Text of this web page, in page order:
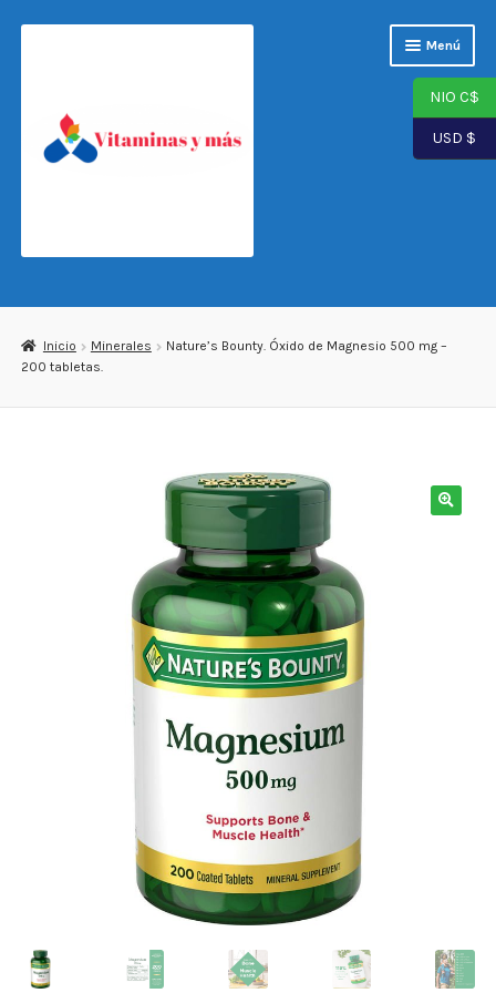
Menú
Términos y Condiciones
Inicio Minerales
Nature’s Bounty. Óxido de Magnesio 500 mg –
200 tabletas.
NIO C$
USD $